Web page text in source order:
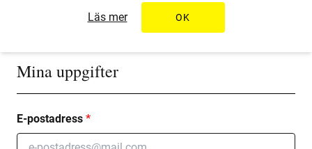
Mina uppgifter
E-postadress *
Läs mer OK